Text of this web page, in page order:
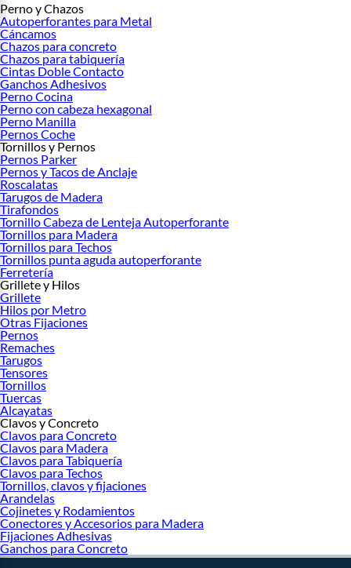
Perno y Chazos
Autoperforantes para Metal
Cáncamos
Chazos para concreto
Chazos para tabiquería
Cintas Doble Contacto
Ganchos Adhesivos
Perno Cocina
Perno con cabeza hexagonal
Perno Manilla
Pernos Coche
Tornillos y Pernos
Pernos Parker
Pernos y Tacos de Anclaje
Roscalatas
Tarugos de Madera
Tirafondos
Tornillo Cabeza de Lenteja Autoperforante
Tornillos para Madera
Tornillos para Techos
Tornillos punta aguda autoperforante
Ferretería
Grillete y Hilos
Grillete
Hilos por Metro
Otras Fijaciones
Pernos
Remaches
Tarugos
Tensores
Tornillos
Tuercas
Alcayatas
Clavos y Concreto
Clavos para Concreto
Clavos para Madera
Clavos para Tabiquería
Clavos para Techos
Tornillos, clavos y fijaciones
Arandelas
Cojinetes y Rodamientos
Conectores y Accesorios para Madera
Fijaciones Adhesivas
Ganchos para Concreto